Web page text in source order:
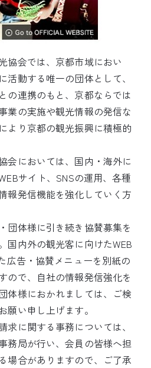
協会では、京都市域におい
活動する唯一の団体として、
の連携のもと、京都ならでは
業の実施や観光情報の発信な
より京都の観光振興に積極的
会においては、国内・海外に
サイト、SNSの運用、各種
報発信機能を強化していく方
団体様に引き続き協賛募集を
国内外の観光客に向けたWEB
広告・協賛メニューを別紙の
ので、自社の情報発信強化を
体様におかれましては、ご検
願い申し上げます。
求に関する事務については、
務局が行い、会員の皆様へ担
場合がありますので、ご了承